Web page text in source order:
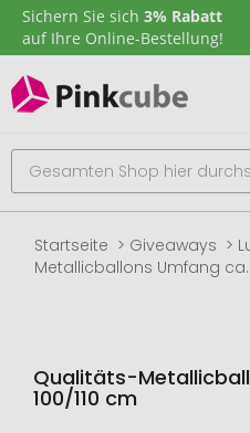
Sichern Sie sich 3% Rabatt
auf Ihre Online-Bestellung!
Startseite Giveaways
Metallicballons Umfang ca.
Qualitäts-
100/110 cm